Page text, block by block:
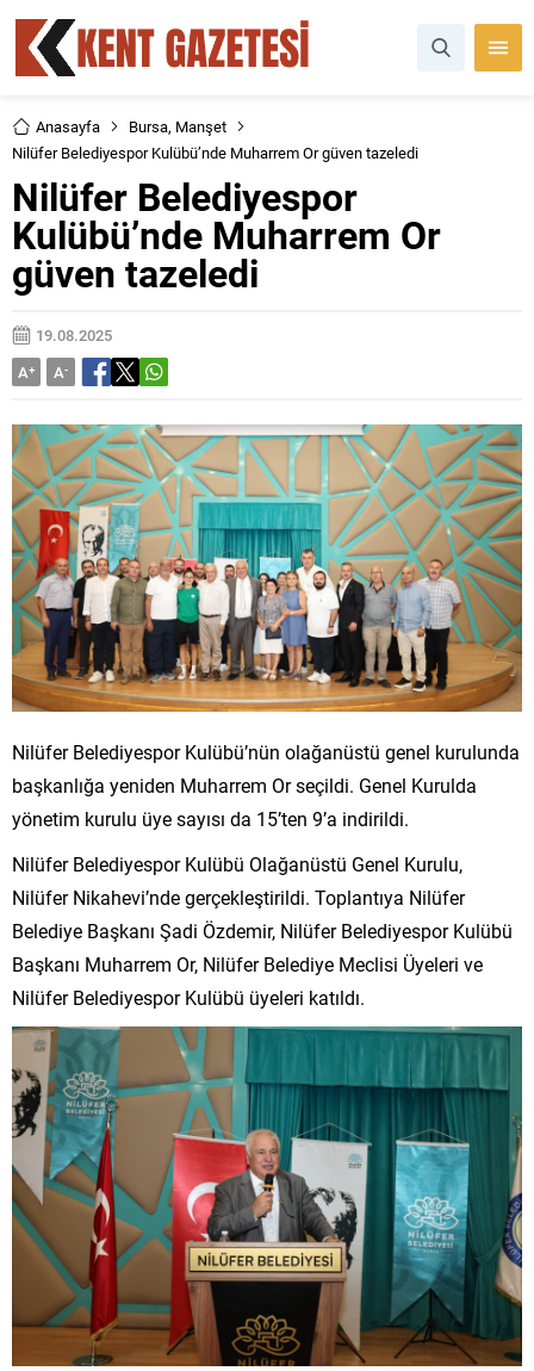
Anasayfa Bursa, Manşet
Nilüfer Belediyespor Kulübü’nde Muharrem Or güven tazeledi
Nilüfer Belediyespor
Kulübü’nde Muharrem Or
güven tazeledi
19.08.2025
A+ A-
Nilüfer Belediyespor Kulübü’nün olağanüstü genel kurulunda
başkanlığa yeniden Muharrem Or seçildi. Genel Kurulda
yönetim kurulu üye sayısı da 15’ten 9’a indirildi.
Nilüfer Belediyespor Kulübü Olağanüstü Genel Kurulu,
Nilüfer Nikahevi’nde gerçekleştirildi. Toplantıya Nilüfer
Belediye Başkanı Şadi Özdemir, Nilüfer Belediyespor Kulübü
Başkanı Muharrem Or, Nilüfer Belediye Meclisi Üyeleri ve
Nilüfer Belediyespor Kulübü üyeleri katıldı.